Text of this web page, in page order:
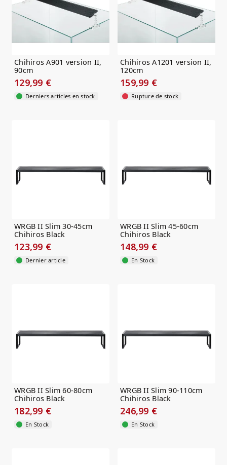
Chihiros A901 version II,
90cm
129,99 €
Derniers articles en stock
Chihiros A1201 version II,
120cm
159,99 €
Rupture de stock
WRGB II Slim 30-45cm
Chihiros Black
123,99 €
Dernier article
WRGB II Slim 45-60cm
Chihiros Black
148,99 €
En Stock
WRGB II Slim 60-80cm
Chihiros Black
182,99 €
En Stock
WRGB II Slim 90-110cm
Chihiros Black
246,99 €
En Stock